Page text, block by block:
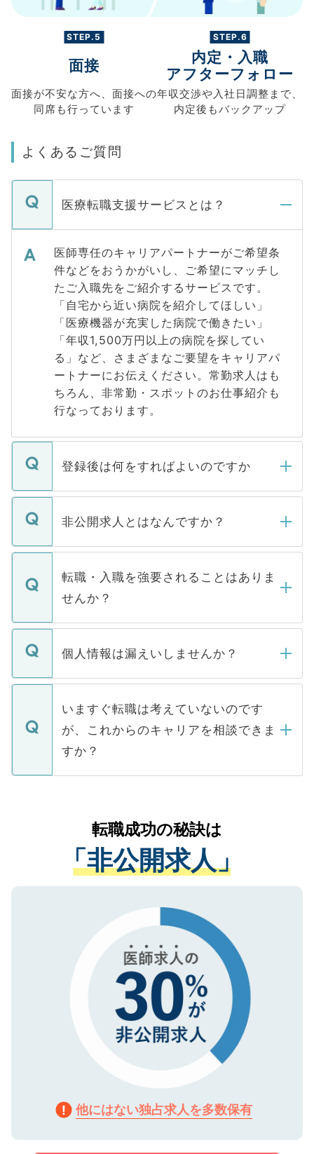
STEP.5
面接
面接が不安な方へ、 面接への
同席も行っています
STEP.6
内定・入職
アフターフォロー
年収交渉や入社日調整まで、
内定後もバックアップ
よくあるご質問
医療転職支援サービスとは？
医師専任のキャリアパートナーがご希望条
件などをおうかがいし、ご希望にマッチし
たご入職先をご紹介するサービスです。
「自宅から近い病院を紹介してほしい」
「医療機器が充実した病院で働きたい」
「年収1,500万円以上の病院を探してい
る」など、さまざまなご要望をキャリアパ
ートナーにお伝えください。常勤求人はも
ちろん、非常勤・スポットのお仕事紹介も
行なっております。
登録後は何をすればよいのですか
ご登録いただきましたら、弊社担当者がご
登録内容を確認し、その後メールもしくは
ます。通常、5営業日以内にはご連絡をせて
いただきますので、しばらくお待ちくださ
い。
非公開求人とはなんですか？
マイナビDOCTORで取り扱っている求人の
うち約3割は、Webサイトからご覧いただ
けない「非公開求人」です。非公開求人は
下記の理由によって、一般には公開してい
ません。
■応募殺到を避けるため 人気のある医療機
関を公にしてしまうと、応募が殺到する場
に、医療機関が求める条件に合った人材の
みを人材紹介会社に依頼するケースが増え
ています。
転職・入職を強要されることはありま
せんか？
転職・入職を強要することは一切ありませ
ん。また、仮に応募先から内定をいただい
定を承諾する必要はありません。内定先へ
の辞退の連絡はキャリアパートナーが行い
ますので、ご安心ください。
個人情報は漏えいしませんか？
個人情報が漏えいすることはありませんの
で、ご安心ください。当サイトからの登録
などで収集したご登録者様の個人情報は、
ご本人のキャリアアップおよび転職活動の
支援を目的に使用いたします。お預かりし
ているすべての個人データはご本人の許可
は、個人情報の取り扱いについての厳密な
管理基準を満たした事業者のみに付与され
る、プライバシーマークを取得済みです。
ご登録いただいた個人情報は、SSL（デー
で、機密保持に関してもご安心ください。
いますぐ転職は考えていないのです
が、これからのキャリアを相談できま
すか？
かがいして、現在の医療機関の状況や紹介
経験をまじえながら、適切なアドバイスを
させていただきます。すぐにご転職をされ
ない方には、長期的なサポートが可能です
ので、まずはご登録ください。
転職成功の秘訣は
「非公開求人」
他にはない独占求人を多数保有